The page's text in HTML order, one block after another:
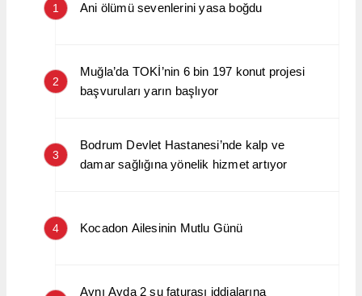
1 Ani ölümü sevenlerini yasa boğdu
2
Muğla’da TOKİ’nin 6 bin 197 konut projesi
başvuruları yarın başlıyor
3
Bodrum Devlet Hastanesi’nde kalp ve
damar sağlığına yönelik hizmet artıyor
4 Kocadon Ailesinin Mutlu Günü
Aynı Ayda 2 su faturası iddialarına